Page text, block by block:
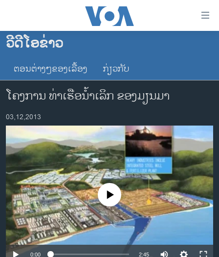
ເຂົ້າ
ຂ້າມ
ຂ້າມ
ຫາ
ຊອກ
ຄົ້ນ
ໂຮມເພຈ
ລາວ
ອາເມຣິກາ
ການເລືອກຕັ້ງ ປະທານາທີບໍດີ ສະຫະລັດ 2024
ຂ່າວ​ຈີນ
ໂລກ
ເອເຊຍ
ອິດສະຫຼະພາບດ້ານການຂ່າວ
ຊີວິດຊາວລາວ
ຊຸມຊົນຊາວລາວ
ວິທະຍາສາດ-ເທັກໂນໂລຈີ
ທຸລະກິດ
ວີດີໂອຂ່າວ
ຕອນຕ່າງໆຂອງເລື້ອງ ກ່ຽວກັບ
ໂຄງການ ທ່າເຮືອນໍ້າເລິກ ຂອງມຽນມາ
03,12,2013
No media source currently available
0:00 2:45